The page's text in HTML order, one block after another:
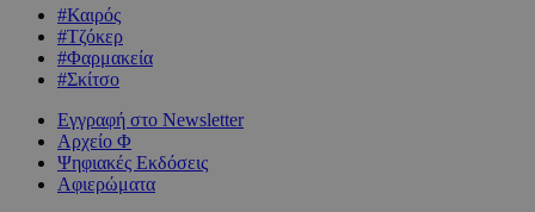
#Καιρός
#Τζόκερ
#Φαρμακεία
#Σκίτσο
Εγγραφή στο Newsletter
Αρχείο Φ
Ψηφιακές Εκδόσεις
Αφιερώματα